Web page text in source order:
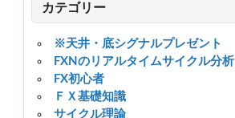
カテゴリー
※天井・底シグナルプレゼント
FXNのリアルタイムサイクル分析
FX初心者
ＦＸ基礎知識
サイクル理論